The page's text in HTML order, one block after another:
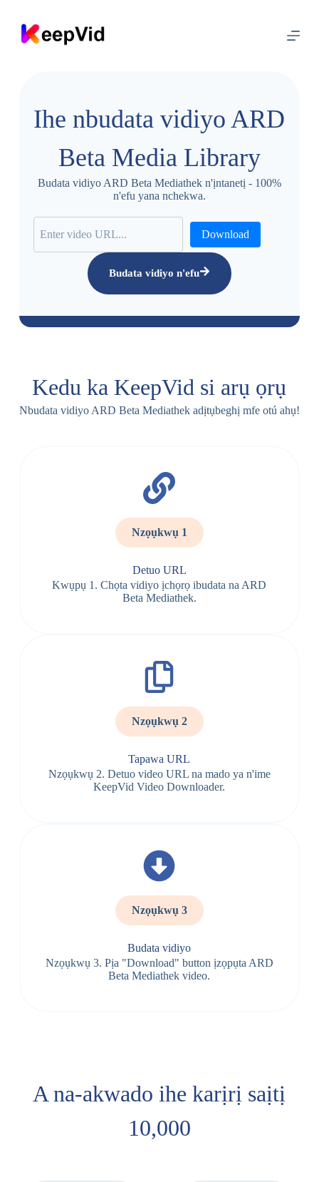
Ihe nbudata vidiyo ARD
Beta Media Library
Budata vidiyo ARD Beta Mediathek n'ịntanetị - 100%
n'efu yana nchekwa.
Download
Budata vidiyo n'efu
Kedu ka KeepVid si arụ ọrụ
Nbudata vidiyo ARD Beta Mediathek adịtụbeghị mfe otú ahụ!
Nzọụkwụ 1
Detuo URL
Kwụpụ 1. Chọta vidiyo ịchọrọ ibudata na ARD
Beta Mediathek.
Nzọụkwụ 2
Tapawa URL
Nzọụkwụ 2. Detuo video URL na mado ya n'ime
KeepVid Video Downloader.
Nzọụkwụ 3
Budata vidiyo
Nzọụkwụ 3. Pịa "Download" button ịzọpụta ARD
Beta Mediathek video.
A na-akwado ihe karịrị saịtị
10,000